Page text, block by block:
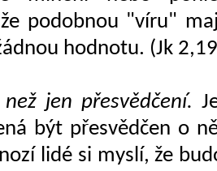
podobnou "víru"
hodnotu. (Jk
jen přesvědčení.
být přesvědčen o
lidé si myslí, že